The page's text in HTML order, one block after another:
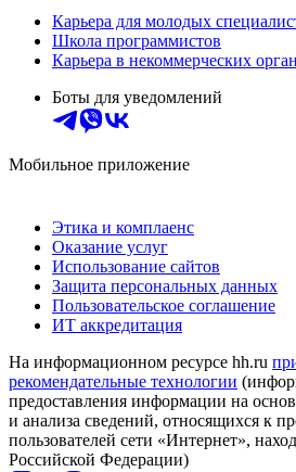
Карьера для молодых
Школа программистов
Карьера в некоммерческих
Боты для уведомлений
Мобильное приложение
Этика и комплаенс
Оказание услуг
Использование сайтов
Защита персональных данных
Пользовательское соглашение
ИТ аккредитация
На информационном ресурсе hh.ru
рекомендательные технологии
предоставления информации на
и анализа сведений, относящихся к
пользователей сети «Интернет»,
Российской Федерации)